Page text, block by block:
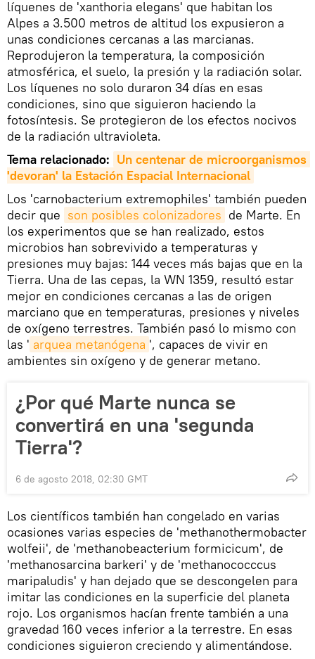
líquenes de 'xanthoria elegans' que habitan los
Alpes a 3.500 metros de altitud los expusieron a
unas condiciones cercanas a las marcianas.
Reprodujeron la temperatura, la composición
atmosférica, el suelo, la presión y la radiación solar.
Los líquenes no solo duraron 34 días en esas
condiciones, sino que siguieron haciendo la
fotosíntesis. Se protegieron de los efectos nocivos
de la radiación ultravioleta.
Tema relacionado: Un centenar de microorganismos
'devoran' la Estación Espacial Internacional
Los 'carnobacterium extremophiles' también pueden
decir que son posibles colonizadores de Marte. En
los experimentos que se han realizado, estos
microbios han sobrevivido a temperaturas y
presiones muy bajas: 144 veces más bajas que en la
Tierra. Una de las cepas, la WN 1359, resultó estar
mejor en condiciones cercanas a las de origen
marciano que en temperaturas, presiones y niveles
de oxígeno terrestres. También pasó lo mismo con
las ' arquea metanógena ', capaces de vivir en
ambientes sin oxígeno y de generar metano.
¿Por qué Marte nunca se
convertirá en una 'segunda
Tierra'?
6 de agosto 2018, 02:30 GMT
Los científicos también han congelado en varias
ocasiones varias especies de 'methanothermobacter
wolfeii', de 'methanobeacterium formicicum', de
'methanosarcina barkeri' y de 'methanococccus
maripaludis' y han dejado que se descongelen para
imitar las condiciones en la superficie del planeta
rojo. Los organismos hacían frente también a una
gravedad 160 veces inferior a la terrestre. En esas
condiciones siguieron creciendo y alimentándose.